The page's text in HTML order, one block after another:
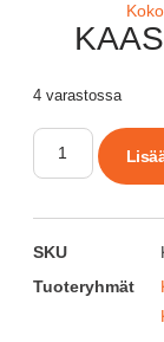
4 varastossa
SKU
Tuoteryhmät